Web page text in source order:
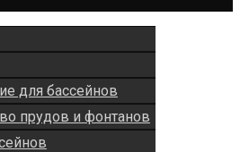
для бассейнов
прудов и фонтанов